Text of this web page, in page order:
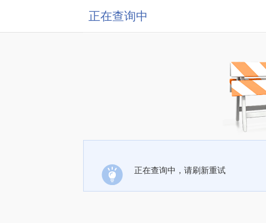
正在查询中
正在查询中，请刷新重试